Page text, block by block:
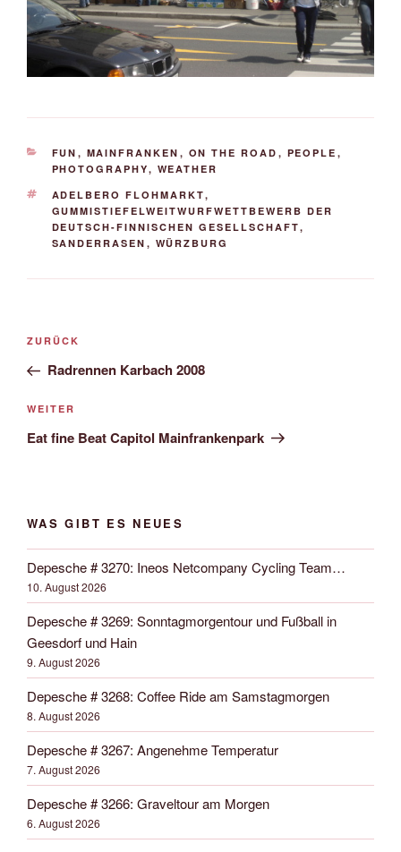
KATEGORIEN
FUN , MAINFRANKEN , ON THE ROAD , PEOPLE ,
PHOTOGRAPHY, WEATHER
SCHLAGWÖRTER
ADELBERO FLOHMARKT,
GUMMISTIEFELWEITWURFWETTBEWERB DER
DEUTSCH-FINNISCHEN GESELLSCHAFT,
SANDERRASEN , WÜRZBURG
Beitrags-
Vorheriger
Beitrag
ZURÜCK
Radrennen Karbach 2008
Nächster
Beitrag
WEITER
Eat fine Beat Capitol Mainfrankenpark
WAS GIBT ES NEUES
Depesche # 3270: Ineos Netcompany Cycling Team…
10. August 2026
Depesche # 3269: Sonntagmorgentour und Fußball in
Geesdorf und Hain
9. August 2026
Depesche # 3268: Coffee Ride am Samstagmorgen
8. August 2026
Depesche # 3267: Angenehme Temperatur
7. August 2026
Depesche # 3266: Graveltour am Morgen
6. August 2026